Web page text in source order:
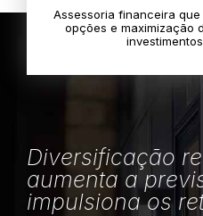
Assessoria financeira
opções e maximização
Diversificação
aumenta a
impulsiona os